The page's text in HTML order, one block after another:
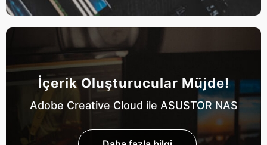
İçerik Oluşturucular Müjde!
Adobe Creative Cloud ile ASUSTOR NAS